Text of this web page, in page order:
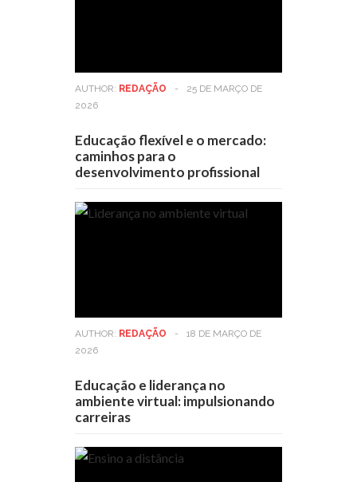
AUTHOR: REDAÇÃO -
25 DE MARÇO DE
2026
Educação flexível e o mercado:
caminhos para o
desenvolvimento profissional
AUTHOR: REDAÇÃO -
18 DE MARÇO DE
2026
Educação e liderança no
ambiente virtual: impulsionando
carreiras